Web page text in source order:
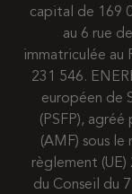
capital de 169
au 6 rue
immatriculée au
231 546.
européen de
(PSFP),
(AMF) sous
règlement
du Conseil du